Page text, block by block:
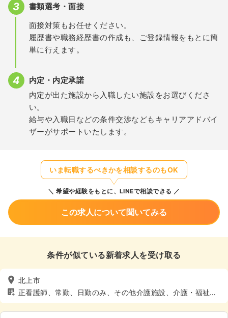
書類選考・面接
面接対策もお任せください。
履歴書や職務経歴書の作成も、ご登録情報をもとに簡
単に行えます。
内定・内定承諾
内定が出た施設から入職したい施設をお選びくださ
い。
給与や入職日などの条件交渉などもキャリアアドバイ
ザーがサポートいたします。
いま転職するべきかを相談するのもOK
希望や経験をもとに、LINEで相談できる
この求人について聞いてみる
条件が似ている新着求人を受け取る
北上市
正看護師、常勤、日勤のみ、その他介護施設、介護・福祉
系、4週8休以上